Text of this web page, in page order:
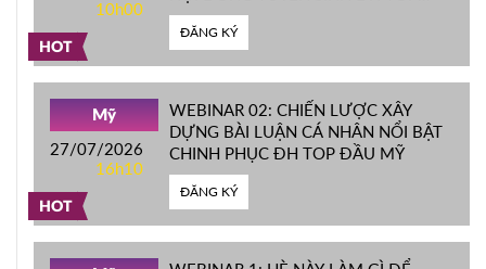
HOT
10h00
ĐẦU MỸ
ĐĂNG KÝ
HOT
Mỹ
27/07/2026
16h10
WEBINAR 02: CHIẾN LƯỢC XÂY
DỰNG BÀI LUẬN CÁ NHÂN NỔI BẬT
CHINH PHỤC ĐH TOP ĐẦU MỸ
ĐĂNG KÝ